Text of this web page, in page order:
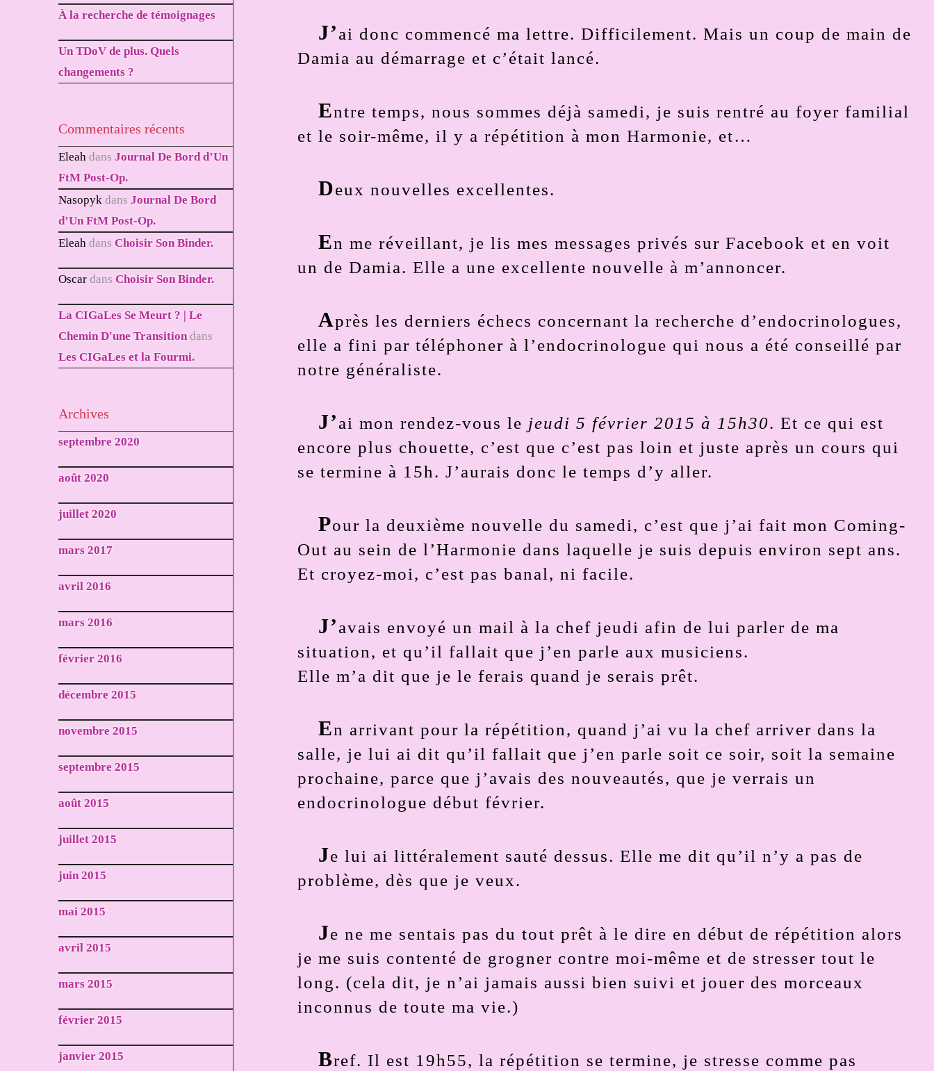
À la recherche de témoignages
Un TDoV de plus. Quels
changements ?
Commentaires récents
Eleah dans Journal De Bord d’Un
FtM Post-Op.
Nasopyk dans Journal De Bord
d’Un FtM Post-Op.
Eleah dans Choisir Son Binder.
Oscardans Choisir Son Binder.
La CIGaLes Se Meurt ? | Le
Chemin D'une Transitiondans
Les CIGaLes et la Fourmi.
Archives
septembre 2020
août 2020
juillet 2020
mars 2017
avril 2016
mars 2016
février 2016
décembre 2015
novembre 2015
septembre 2015
août 2015
juillet 2015
juin 2015
mai 2015
avril 2015
mars 2015
février 2015
janvier 2015
J’ai donc commencé ma lettre. Difficilement. Mais un coup de main de
Damia au démarrage et c’était lancé.
Entre temps, nous sommes déjà samedi, je suis rentré au foyer familial
et le soir-même, il y a répétition à mon Harmonie, et…
Deux nouvelles excellentes.
En me réveillant, je lis mes messages privés sur Facebook et en voit
un de Damia. Elle a une excellente nouvelle à m’annoncer.
Après les derniers échecs concernant la recherche d’endocrinologues,
elle a fini par téléphoner à l’endocrinologue qui nous a été conseillé par
notre généraliste.
J’ai mon rendez-vous le jeudi 5 février 2015 à 15h30. Et ce qui est
encore plus chouette, c’est que c’est pas loin et juste après un cours qui
se termine à 15h. J’aurais donc le temps d’y aller.
Pour la deuxième nouvelle du samedi, c’est que j’ai fait mon Coming-
Out au sein de l’Harmonie dans laquelle je suis depuis environ sept ans.
Et croyez-moi, c’est pas banal, ni facile.
J’avais envoyé un mail à la chef jeudi afin de lui parler de ma
situation, et qu’il fallait que j’en parle aux musiciens.
Elle m’a dit que je le ferais quand je serais prêt.
En arrivant pour la répétition, quand j’ai vu la chef arriver dans la
salle, je lui ai dit qu’il fallait que j’en parle soit ce soir, soit la semaine
prochaine, parce que j’avais des nouveautés, que je verrais un
endocrinologue début février.
Je lui ai littéralement sauté dessus. Elle me dit qu’il n’y a pas de
problème, dès que je veux.
Je ne me sentais pas du tout prêt à le dire en début de répétition alors
je me suis contenté de grogner contre moi-même et de stresser tout le
long. (cela dit, je n’ai jamais aussi bien suivi et jouer des morceaux
inconnus de toute ma vie.)
Bref. Il est 19h55, la répétition se termine, je stresse comme pas